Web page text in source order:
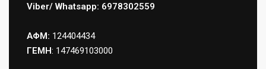
Viber/ Whatsapp: 6978302559
ΑΦΜ: 124404434
ΓΕΜΗ: 147469103000